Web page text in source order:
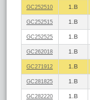
GC252510 1.B
GC252515 1.B
GC252525 1.B
GC262018 1.B
GC271912 1.B
GC281825 1.B
GC282220 1.B